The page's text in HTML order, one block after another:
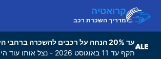
קרואטיה
מדריך השכרת רכב
עד 20% הנחה על רכבים להשכרה ברחבי העולם
תקף עד 11 באוגוסט 2026 - נצל אותו עוד היום!